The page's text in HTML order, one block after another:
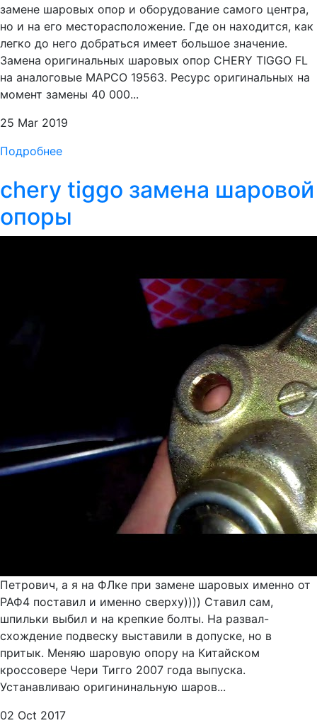
замене шаровых опор и оборудование самого центра,
но и на его месторасположение. Где он находится, как
легко до него добраться имеет большое значение.
Замена оригинальных шаровых опор CHERY TIGGO FL
на аналоговые MAPCO 19563. Ресурс оригинальных на
момент замены 40 000...
25 Mar 2019
Подробнее
chery tiggo замена шаровой
опоры
Петрович, а я на ФЛке при замене шаровых именно от
РАФ4 поставил и именно сверху)))) Ставил сам,
шпильки выбил и на крепкие болты. На развал-
схождение подвеску выставили в допуске, но в
притык. Меняю шаровую опору на Китайском
кроссовере Чери Тигго 2007 года выпуска.
Устанавливаю оригининальную шаров...
02 Oct 2017